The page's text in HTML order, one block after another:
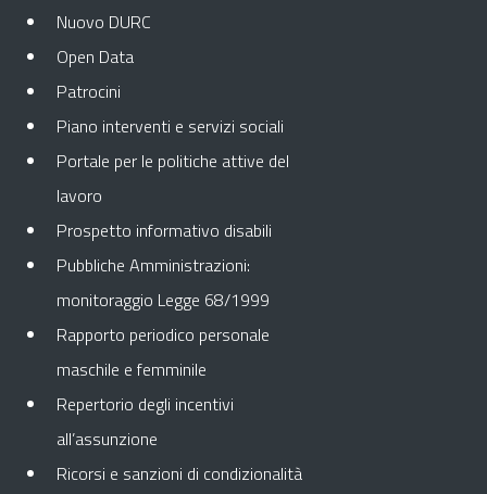
Nuovo DURC
Open Data
Patrocini
Piano interventi e servizi sociali
Portale per le politiche attive del
lavoro
Prospetto informativo disabili
Pubbliche Amministrazioni:
monitoraggio Legge 68/1999
Rapporto periodico personale
maschile e femminile
Repertorio degli incentivi
all’assunzione
Ricorsi e sanzioni di condizionalità